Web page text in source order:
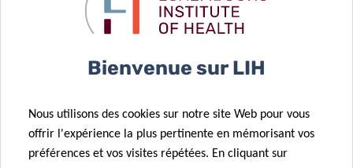
Bienvenue sur LIH
Nous utilisons des cookies sur notre site Web pour vous
offrir l'expérience la plus pertinente en mémorisant vos
préférences et vos visites répétées. En cliquant sur